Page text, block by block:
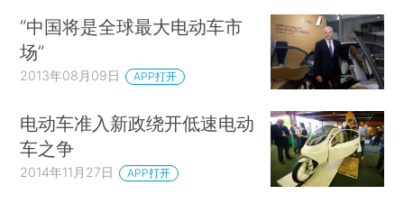
“中国将是全球最大电动车市
场”
2013年08月09日 APP打开
电动车准入新政绕开低速电动
车之争
2014年11月27日 APP打开